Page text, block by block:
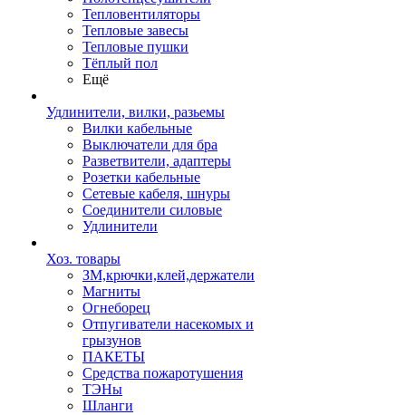
Тепловентиляторы
Тепловые завесы
Тепловые пушки
Тёплый пол
Ещё
Удлинители, вилки, разьемы
Вилки кабельные
Выключатели для бра
Разветвители, адаптеры
Розетки кабельные
Сетевые кабеля, шнуры
Соединители силовые
Удлинители
Хоз. товары
ЗМ,крючки,клей,держатели
Магниты
Огнеборец
Отпугиватели насекомых и
грызунов
ПАКЕТЫ
Средства пожаротушения
ТЭНы
Шланги